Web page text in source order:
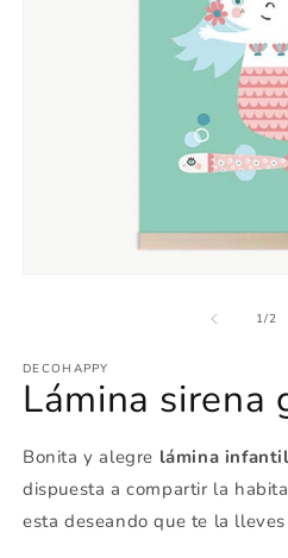
una
ventana
modal
1/de2
DECOHAPPY
Lámina sirena
Bonita y alegre lámina infantil
dispuesta a compartir la
esta deseando que te la lleves